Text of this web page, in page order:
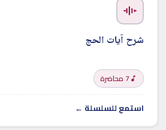
شرح آيات الحج
7 محاضرة
استمع للسلسلة ←